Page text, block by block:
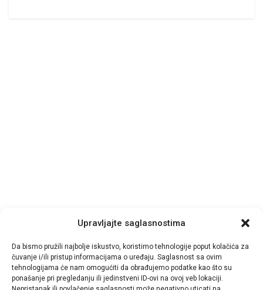
Upravljajte saglasnostima
Da bismo pružili najbolje iskustvo, koristimo tehnologije poput kolačića za
čuvanje i/ili pristup informacijama o uređaju. Saglasnost sa ovim
tehnologijama će nam omogućiti da obrađujemo podatke kao što su
ponašanje pri pregledanju ili jedinstveni ID-ovi na ovoj veb lokaciji.